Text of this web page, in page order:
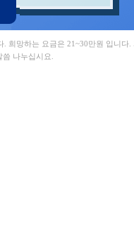
/국어
희망하는 요금은 21~30만원 입니다.
나누십시요.